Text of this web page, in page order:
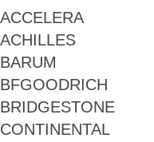
ACCELERA
ACHILLES
BARUM
BFGOODRICH
BRIDGESTONE
CONTINENTAL